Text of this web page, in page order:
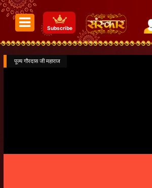
Subscribe
पूज्य गौरदास जी महाराज